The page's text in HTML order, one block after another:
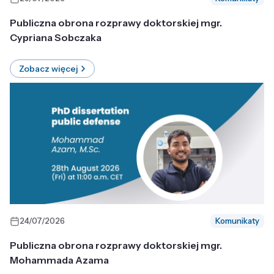
Publiczna obrona rozprawy doktorskiej mgr.
Cypriana Sobczaka
Zobacz więcej
24/07/2026 Komunikaty
Publiczna obrona rozprawy doktorskiej mgr.
Mohammada Azama